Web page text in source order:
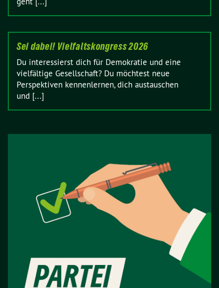
Sei dabei! Vielfaltskongress 2026
Du interessierst dich für Demokratie und eine
vielfältige Gesellschaft? Du möchtest neue
Perspektiven kennenlernen, dich austauschen
und [...]